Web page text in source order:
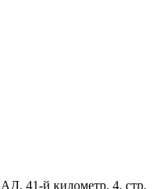
41-й километр, 4, стр.